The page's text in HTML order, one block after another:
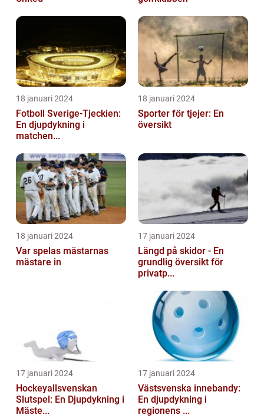
18 januari 2024
Fotboll Sverige-Tjeckien:
En djupdykning i
matchen...
18 januari 2024
Sporter för tjejer: En
översikt
18 januari 2024
Var spelas mästarnas
mästare in
17 januari 2024
Längd på skidor - En
grundlig översikt för
privatp...
17 januari 2024
Hockeyallsvenskan
Slutspel: En Djupdykning i
Mäste...
17 januari 2024
Västsvenska innebandy:
En djupdykning i
regionens ...